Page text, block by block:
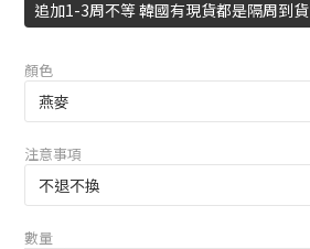
追加1-3周不等 韓國有現貨都是隔周到貨
顏色
注意事項
數量